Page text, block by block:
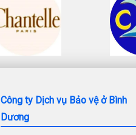
Công ty Dịch vụ Bảo vệ ở Bình
Dương